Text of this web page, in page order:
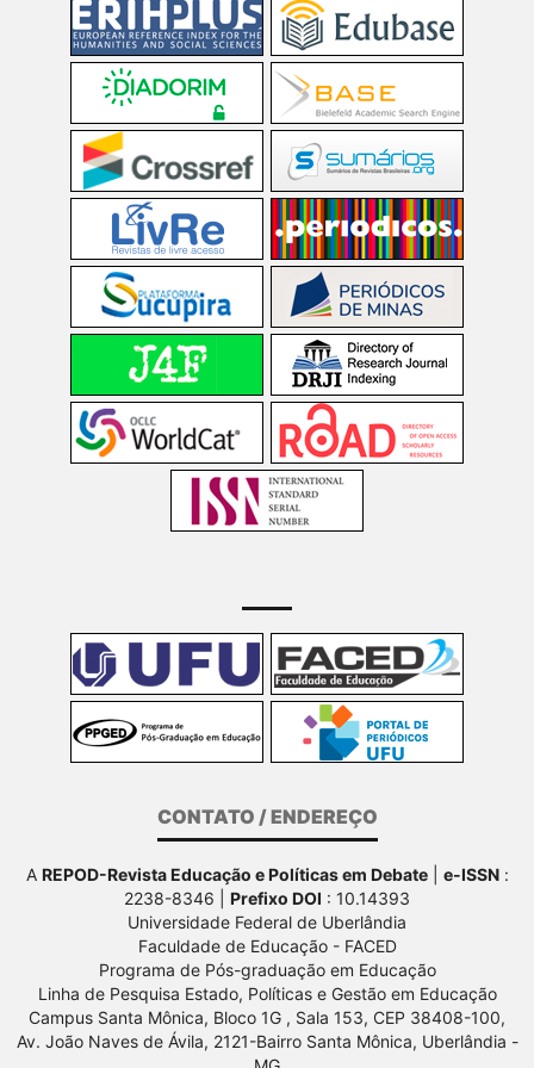
CONTATO / ENDEREÇO
A REPOD-Revista Educação e Políticas em Debate| e-ISSN:
2238-8346 | Prefixo DOI : 10.14393
Universidade Federal de Uberlândia
Faculdade de Educação - FACED
Programa de Pós-graduação em Educação
Linha de Pesquisa Estado, Políticas e Gestão em Educação
Campus Santa Mônica, Bloco 1G , Sala 153, CEP 38408-100,
Av. João Naves de Ávila, 2121-Bairro Santa Mônica, Uberlândia -